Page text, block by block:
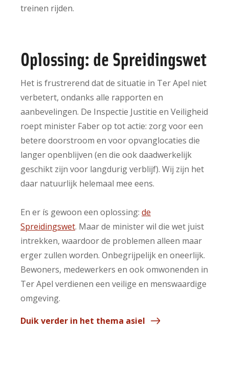
treinen rijden.
Oplossing: de Spreidingswet
Het is frustrerend dat de situatie in Ter Apel niet
verbetert, ondanks alle rapporten en
aanbevelingen. De Inspectie Justitie en Veiligheid
roept minister Faber op tot actie: zorg voor een
betere doorstroom en voor opvanglocaties die
langer openblijven (en die ook daadwerkelijk
geschikt zijn voor langdurig verblijf). Wij zijn het
daar natuurlijk helemaal mee eens.
En er ís gewoon een oplossing: de
Spreidingswet. Maar de minister wil die wet juist
intrekken, waardoor de problemen alleen maar
erger zullen worden. Onbegrijpelijk en oneerlijk.
Bewoners, medewerkers en ook omwonenden in
Ter Apel verdienen een veilige en menswaardige
omgeving.
Duik verder in het thema asiel